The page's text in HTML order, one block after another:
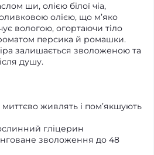
ши, олією білої чіа,
олією, що м’яко
вологою, огортаючи тіло
персика й ромашки.
залишається зволоженою та
душу.
живлять і пом’якшують
гліцерин
зволоження до 48